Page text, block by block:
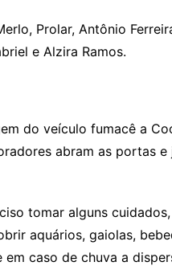
Prolar, Antônio
e Alzira Ramos.
do veículo fumacê a
abram as portas
tomar alguns
aquários, gaiolas,
em caso de chuva a